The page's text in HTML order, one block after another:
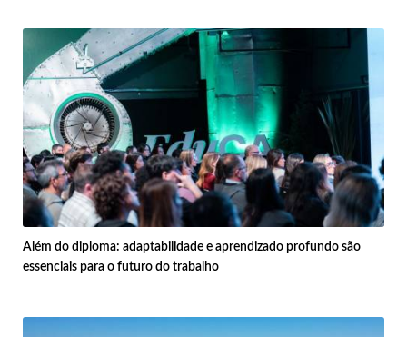
Além do diploma: adaptabilidade e aprendizado profundo são
essenciais para o futuro do trabalho